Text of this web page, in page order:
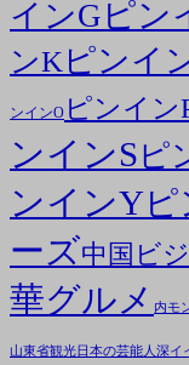
インG ピン
ンK ピンイ
ンインO ピンイン
ンインSピ
ンインY
ーズ中国ビ
華グルメ
内モ
山東省観光日本の芸能人深イ